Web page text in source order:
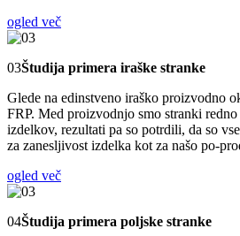
ogled več
03Študija primera iraške stranke
Glede na edinstveno iraško proizvodno
FRP. Med proizvodnjo smo stranki
izdelkov, rezultati pa so potrdili, da so
za zanesljivost izdelka kot za našo po-
ogled več
04Študija primera poljske stranke